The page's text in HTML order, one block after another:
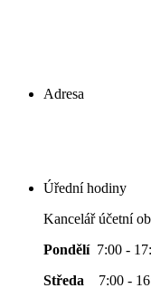
Adresa
Úřední hodiny
Kancelář účetní
Pondělí 7:00 -
Středa 7:00 -